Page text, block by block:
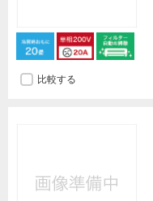
比較する